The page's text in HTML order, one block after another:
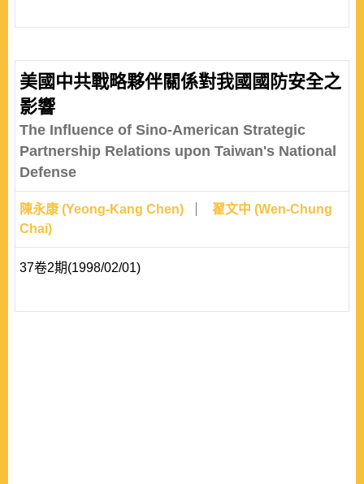
美國中共戰略夥伴關係對我國國防安全之
影響
The Influence of Sino-American Strategic
Partnership Relations upon Taiwan's National
Defense
陳永康 (Yeong-Kang Chen)
翟文中 (Wen-Chung
Chai)
37卷2期(1998/02/01)